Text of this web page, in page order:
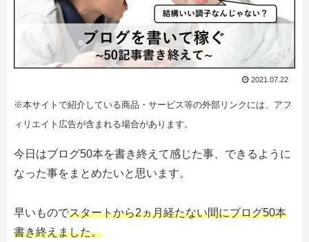
2021.07.22
※本サイトで紹介している商品・サービス等の外部リンクには、アフ
ィリエイト広告が含まれる場合があります。
今日はブログ50本を書き終えて感じた事、できるように
なった事をまとめたいと思います。
早いものでスタートから2ヵ月経たない間にブログ50本
書き終えました。